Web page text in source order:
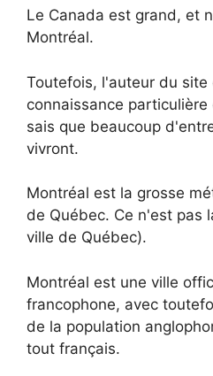
Le Canada est grand, et
Montréal.
Toutefois, l'auteur du site
connaissance
sais que beaucoup
vivront.
Montréal est la grosse
de Québec. Ce n'est pas
ville de Québec).
Montréal est une ville
francophone, avec
de la population
tout français.